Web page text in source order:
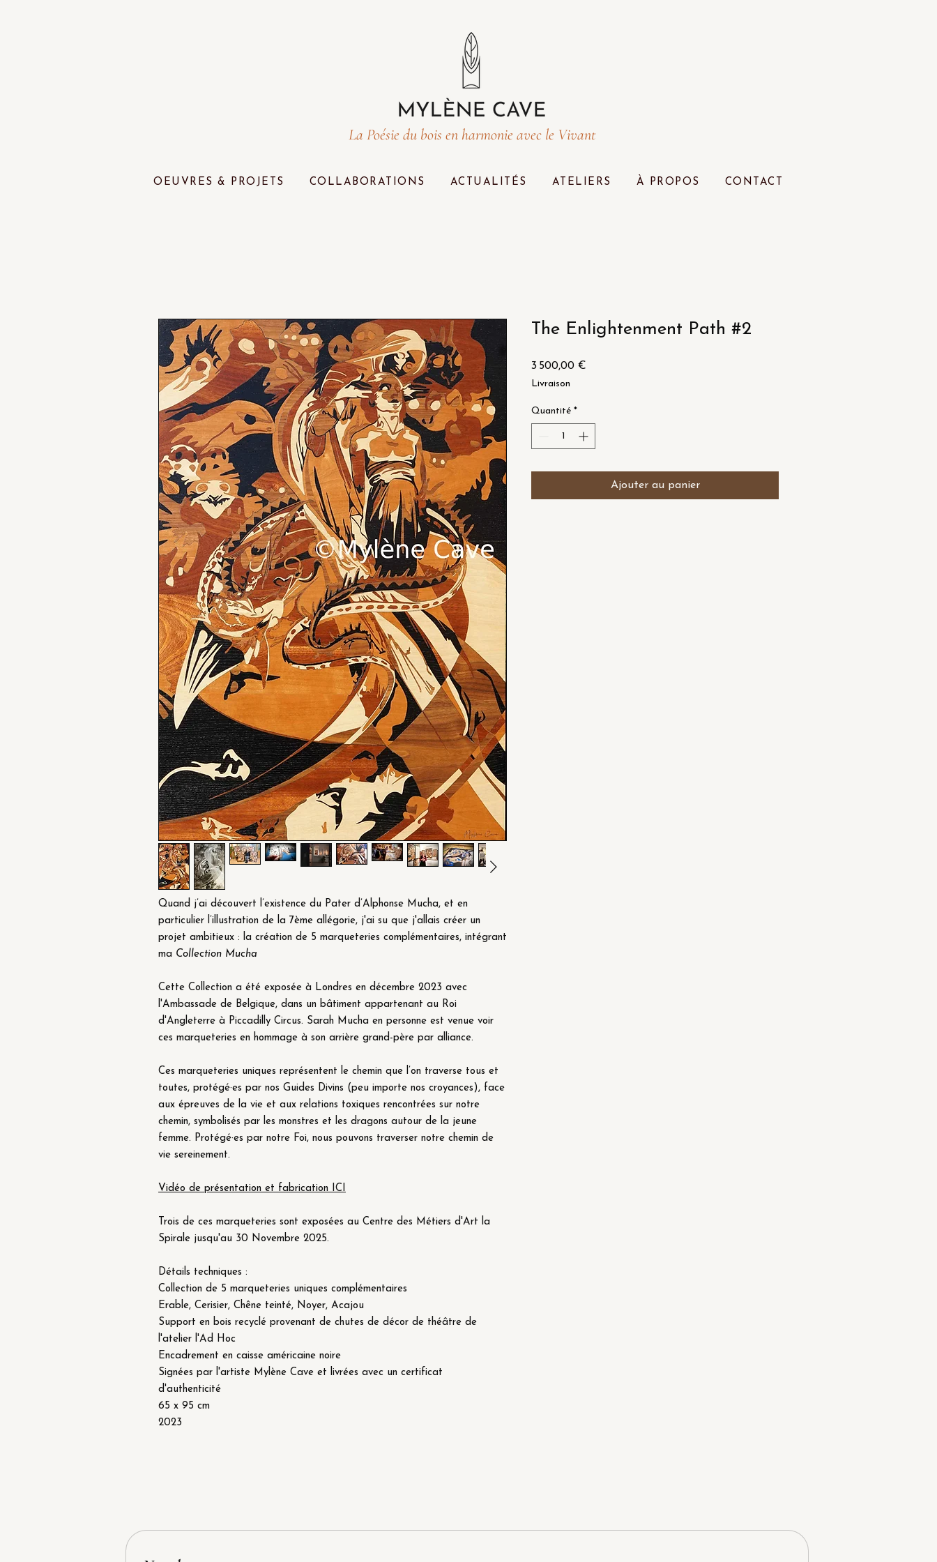
La Poésie du bois en harmonie avec le Vivant
OEUVRES & PROJETS COLLABORATIONS ACTUALITÉS ATELIERS À PROPOS CONTACT
Quand j’ai découvert l’existence du Pater d’Alphonse Mucha, et en
particulier l’illustration de la 7ème allégorie, j'ai su que j'allais créer un
projet ambitieux : la création de 5 marqueteries complémentaires, intégrant
ma Collection Mucha
Cette Collection a été exposée à Londres en décembre 2023 avec
l'Ambassade de Belgique, dans un bâtiment appartenant au Roi
d'Angleterre à Piccadilly Circus. Sarah Mucha en personne est venue voir
ces marqueteries en hommage à son arrière grand-père par alliance.
Ces marqueteries uniques représentent le chemin que l’on traverse tous et
toutes, protégé·es par nos Guides Divins (peu importe nos croyances), face
aux épreuves de la vie et aux relations toxiques rencontrées sur notre
chemin, symbolisés par les monstres et les dragons autour de la jeune
femme. Protégé·es par notre Foi, nous pouvons traverser notre chemin de
vie sereinement.
Vidéo de présentation et fabrication ICI
Trois de ces marqueteries sont exposées au Centre des Métiers d'Art la
Spirale jusqu'au 30 Novembre 2025.
Détails techniques :
Collection de 5 marqueteries uniques complémentaires
Erable, Cerisier, Chêne teinté, Noyer, Acajou
Support en bois recyclé provenant de chutes de décor de théâtre de
l'atelier l'Ad Hoc
Encadrement en caisse américaine noire
Signées par l'artiste Mylène Cave et livrées avec un certificat
d'authenticité
65 x 95 cm
2023
The Enlightenment Path #2
3 500,00 €
Livraison
Quantité *
Ajouter au panier